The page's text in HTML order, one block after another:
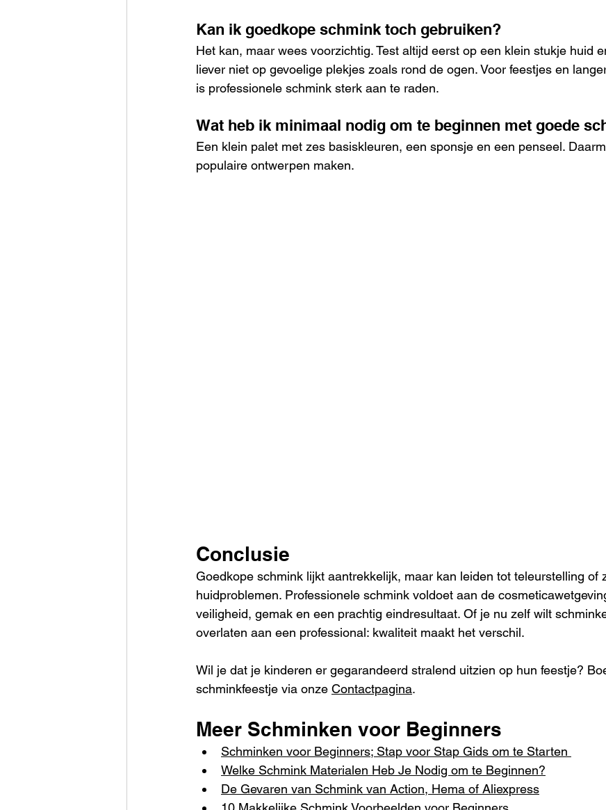
Kan ik goedkope schmink toch gebruiken?
Het kan, maar wees voorzichtig. Test altijd eerst op een klein stukje huid
liever niet op gevoelige plekjes zoals rond de ogen. Voor feestjes en
is professionele schmink sterk aan te raden.
Wat heb ik minimaal nodig om te beginnen met goede
Een klein palet met zes basiskleuren, een sponsje en een penseel.
populaire ontwerpen maken.
Conclusie
Goedkope schmink lijkt aantrekkelijk, maar kan leiden tot teleurstelling of
huidproblemen. Professionele schmink voldoet aan de
veiligheid, gemak en een prachtig eindresultaat. Of je nu zelf wilt
overlaten aan een professional: kwaliteit maakt het verschil.
Wil je dat je kinderen er gegarandeerd stralend uitzien op hun feestje?
schminkfeestje via onze Contactpagina.
Meer Schminken voor Beginners
Schminken voor Beginners; Stap voor Stap Gids om te Starten
Welke Schmink Materialen Heb Je Nodig om te Beginnen?
De Gevaren van Schmink van Action, Hema of Aliexpress